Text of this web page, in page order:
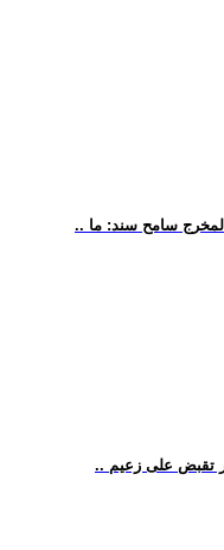
سامح سند: ما
تقبض على زعيم